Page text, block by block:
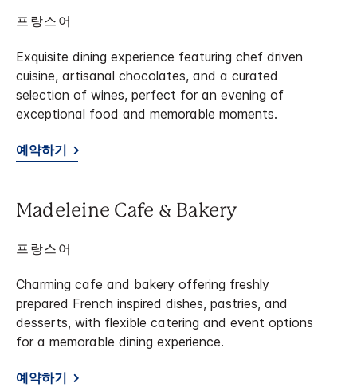
프랑스어
Exquisite dining experience featuring chef driven
cuisine, artisanal chocolates, and a curated
selection of wines, perfect for an evening of
exceptional food and memorable moments.
예약하기
Madeleine Cafe & Bakery
프랑스어
Charming cafe and bakery offering freshly
prepared French inspired dishes, pastries, and
desserts, with flexible catering and event options
for a memorable dining experience.
예약하기